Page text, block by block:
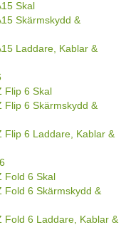
Skal
Skärmskydd &
Laddare, Kablar &
Flip 6 Skal
Flip 6 Skärmskydd &
Flip 6 Laddare, Kablar &
Fold 6 Skal
Fold 6 Skärmskydd &
Fold 6 Laddare, Kablar &